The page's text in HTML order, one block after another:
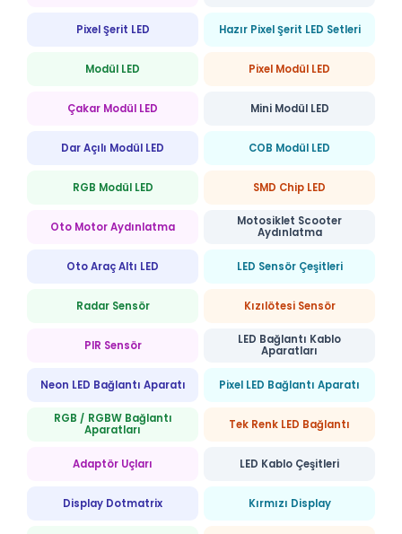
Pixel Şerit LED Hazır Pixel Şerit LED Setleri
Modül LED Pixel Modül LED
Çakar Modül LED Mini Modül LED
Dar Açılı Modül LED COB Modül LED
RGB Modül LED SMD Chip LED
Oto Motor Aydınlatma
Motosiklet Scooter
Aydınlatma
Oto Araç Altı LED LED Sensör Çeşitleri
Radar Sensör Kızılötesi Sensör
PIR Sensör
LED Bağlantı Kablo
Aparatları
Neon LED Bağlantı Aparatı Pixel LED Bağlantı Aparatı
RGB / RGBW Bağlantı
Aparatları
Tek Renk LED Bağlantı
Adaptör Uçları LED Kablo Çeşitleri
Display Dotmatrix Kırmızı Display